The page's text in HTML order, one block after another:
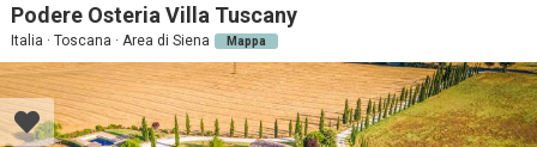
Podere Osteria Villa Tuscany
Italia · Toscana · Area di Siena Mappa